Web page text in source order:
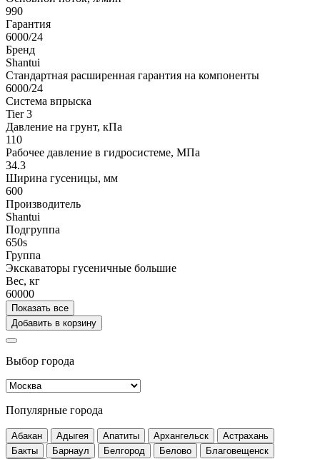
990
Гарантия
6000/24
Бренд
Shantui
Стандартная расширенная гарантия на компоненты
6000/24
Система впрыска
Tier 3
Давление на грунт, кПа
110
Рабочее давление в гидросистеме, МПа
34.3
Ширина гусеницы, мм
600
Производитель
Shantui
Подгруппа
650s
Группа
Экскаваторы гусеничные большие
Вес, кг
60000
Показать все
Добавить в корзину
Выбор города
Популярные города
Абакан Адыгея Апатиты Архангельск
Астрахань
Бакты
Барнаул Белгород Белово
Благовещенск